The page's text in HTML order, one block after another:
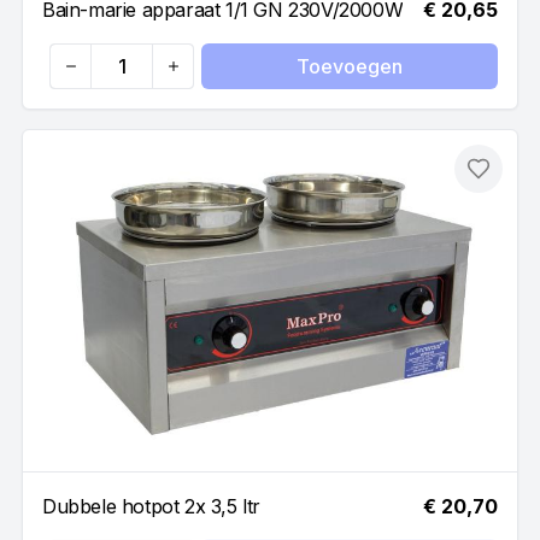
Bain-marie apparaat 1/1 GN 230V/2000W € 20,65
Quantity
Toevoegen
Dubbele hotpot 2x 3,5 ltr € 20,70